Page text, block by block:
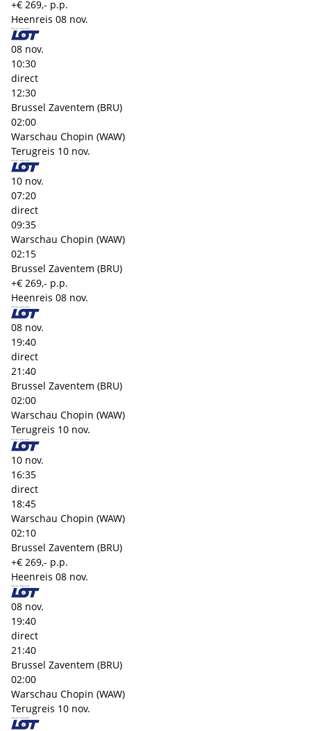
+€ 269,- p.p.
Heenreis 08 nov.
08 nov.
10:30
direct
12:30
Brussel Zaventem (BRU)
02:00
Warschau Chopin (WAW)
Terugreis 10 nov.
10 nov.
07:20
direct
09:35
Warschau Chopin (WAW)
02:15
Brussel Zaventem (BRU)
+€ 269,- p.p.
Heenreis 08 nov.
08 nov.
19:40
direct
21:40
Brussel Zaventem (BRU)
02:00
Warschau Chopin (WAW)
Terugreis 10 nov.
10 nov.
16:35
direct
18:45
Warschau Chopin (WAW)
02:10
Brussel Zaventem (BRU)
+€ 269,- p.p.
Heenreis 08 nov.
08 nov.
19:40
direct
21:40
Brussel Zaventem (BRU)
02:00
Warschau Chopin (WAW)
Terugreis 10 nov.